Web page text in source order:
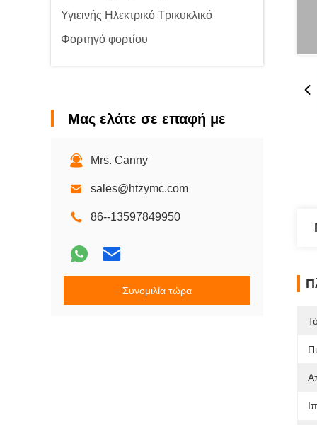
Υγιεινής Ηλεκτρικό Τρικυκλικό
Φορτηγό φορτίου
Μας ελάτε σε επαφή με
Mrs. Canny
sales@htzymc.com
86--13597849950
Συνομιλία τώρα